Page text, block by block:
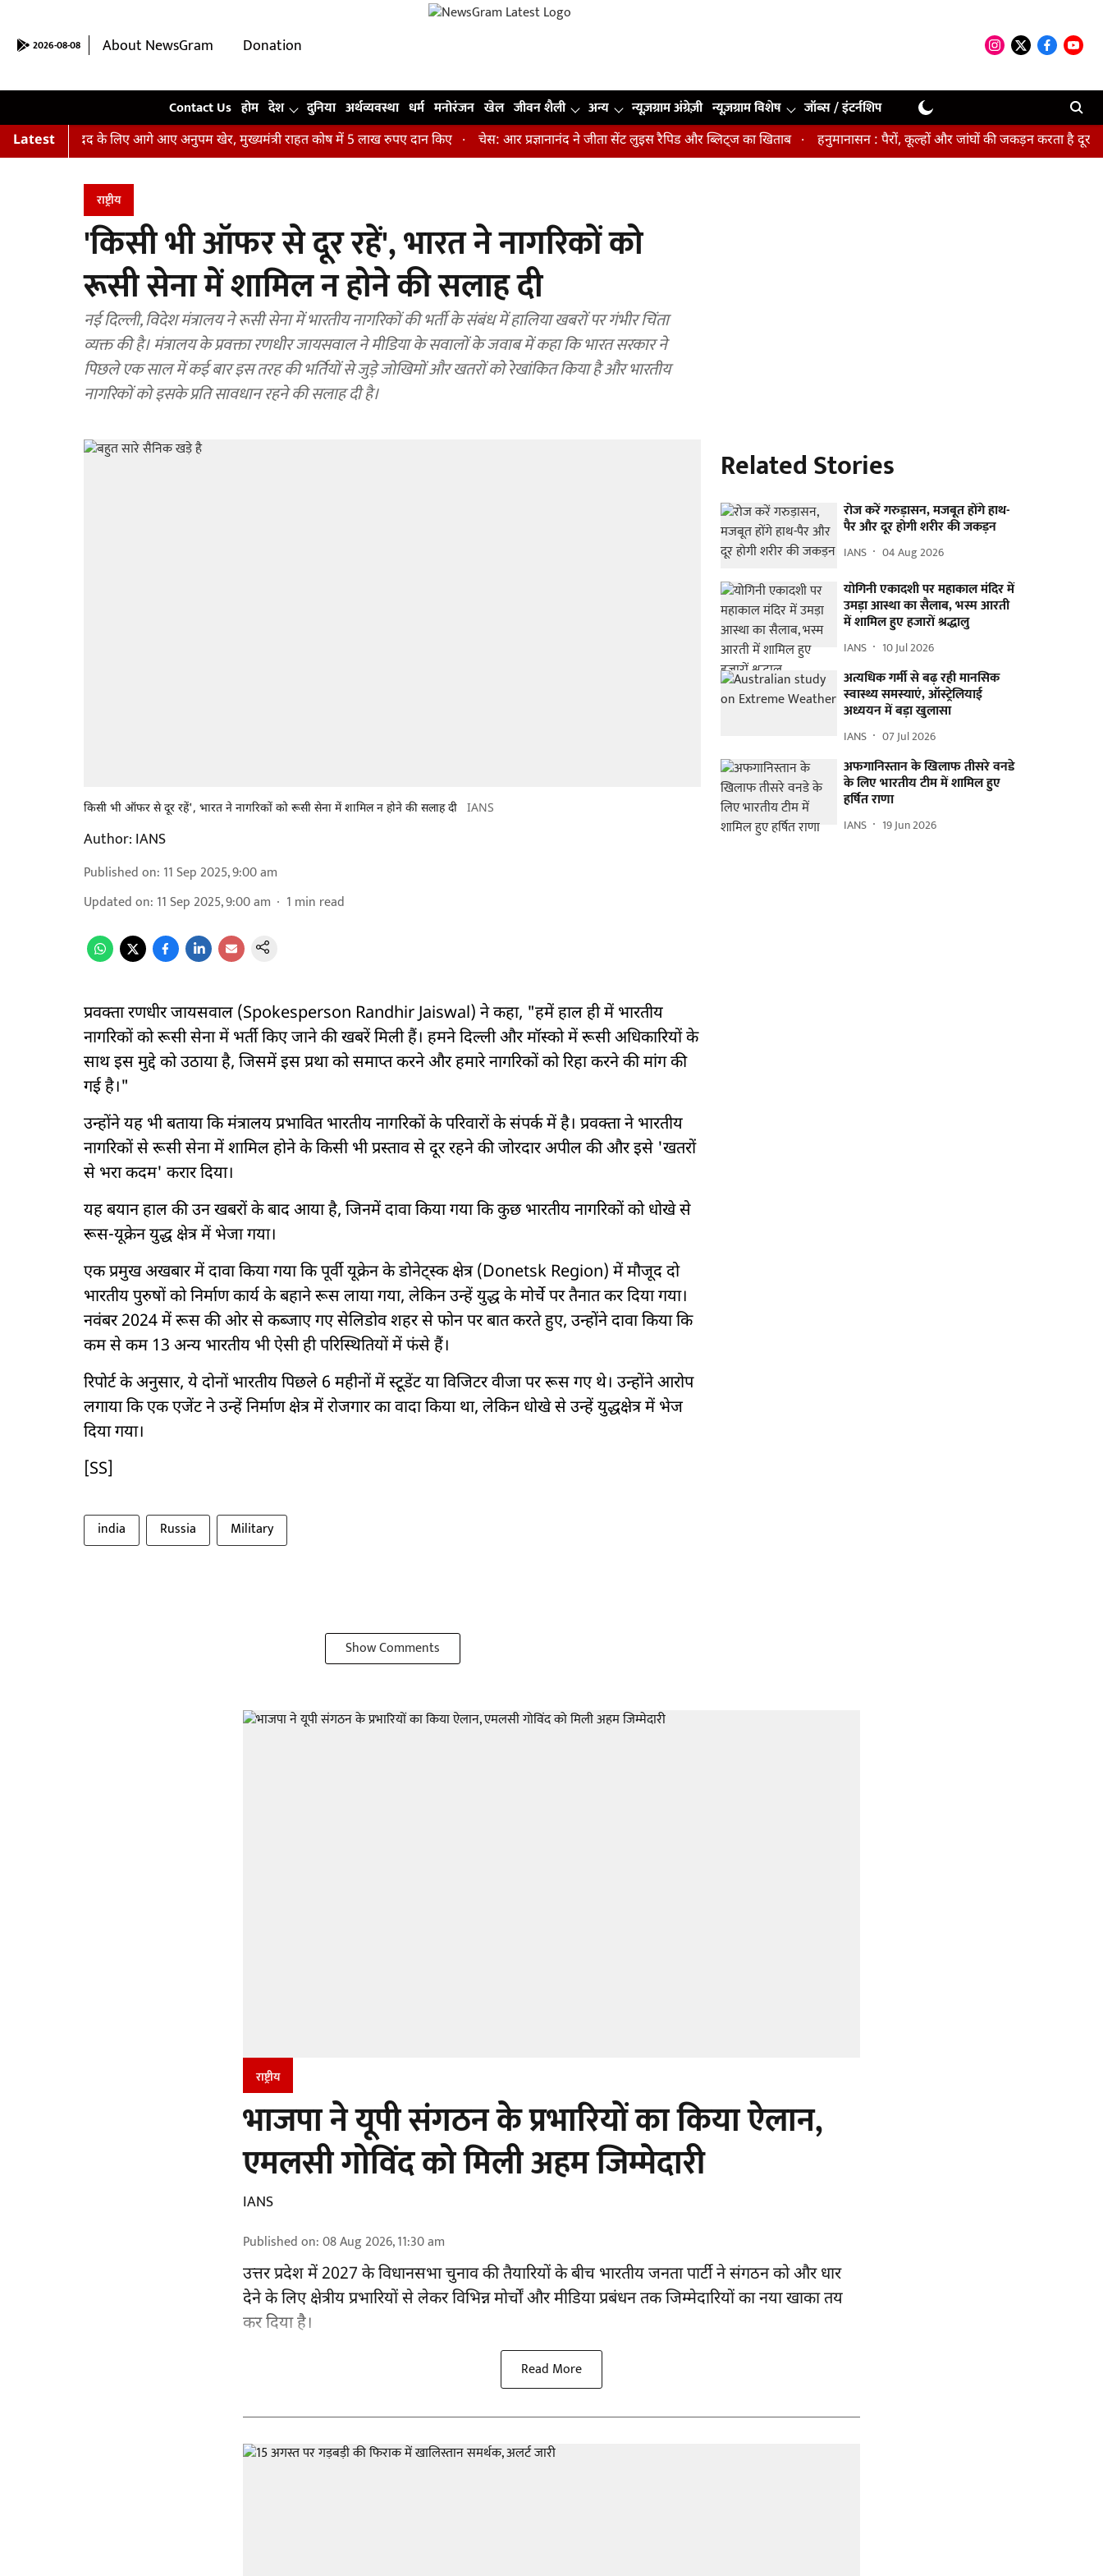
2026-08-08 About NewsGram
Donation
Contact Us होम देश दुनिया अर्थव्यवस्था धर्म मनोरंजन खेल जीवन शैली अन्य न्यूज़ग्राम अंग्रेज़ी न्यूज़ग्राम विशेष जॉब्स / इंटर्नशिप
Latest
की मदद के लिए आगे आए अनुपम खेर, मुख्यमंत्री राहत कोष में 5 लाख रुपए दान किए चेस: आर प्रज्ञानानंद ने जीता सेंट लुइस रैपिड और ब्लिट्ज का खिताब हनुमानासन : पैरों, कूल्हों और जांघों की जकड़न करता है दूर,
राष्ट्रीय
'किसी भी ऑफर से दूर रहें', भारत ने नागरिकों को
रूसी सेना में शामिल न होने की सलाह दी
नई दिल्ली, विदेश मंत्रालय ने रूसी सेना में भारतीय नागरिकों की भर्ती के संबंध में हालिया खबरों पर गंभीर चिंता
व्यक्त की है। मंत्रालय के प्रवक्ता रणधीर जायसवाल ने मीडिया के सवालों के जवाब में कहा कि भारत सरकार ने
पिछले एक साल में कई बार इस तरह की भर्तियों से जुड़े जोखिमों और खतरों को रेखांकित किया है और भारतीय
नागरिकों को इसके प्रति सावधान रहने की सलाह दी है।
किसी भी ऑफर से दूर रहें', भारत ने नागरिकों को रूसी सेना में शामिल न होने की सलाह दी IANS
Author: IANS
Published on: 11 Sep 2025, 9:00 am
Updated on: 11 Sep 2025, 9:00 am 1 min read
प्रवक्ता रणधीर जायसवाल (Spokesperson Randhir Jaiswal) ने कहा, "हमें हाल ही में भारतीय
नागरिकों को रूसी सेना में भर्ती किए जाने की खबरें मिली हैं। हमने दिल्ली और मॉस्को में रूसी अधिकारियों के
साथ इस मुद्दे को उठाया है, जिसमें इस प्रथा को समाप्त करने और हमारे नागरिकों को रिहा करने की मांग की
गई है।"
उन्होंने यह भी बताया कि मंत्रालय प्रभावित भारतीय नागरिकों के परिवारों के संपर्क में है। प्रवक्ता ने भारतीय
नागरिकों से रूसी सेना में शामिल होने के किसी भी प्रस्ताव से दूर रहने की जोरदार अपील की और इसे 'खतरों
से भरा कदम' करार दिया।
यह बयान हाल की उन खबरों के बाद आया है, जिनमें दावा किया गया कि कुछ भारतीय नागरिकों को धोखे से
रूस-यूक्रेन युद्ध क्षेत्र में भेजा गया।
एक प्रमुख अखबार में दावा किया गया कि पूर्वी यूक्रेन के डोनेट्स्क क्षेत्र (Donetsk Region) में मौजूद दो
भारतीय पुरुषों को निर्माण कार्य के बहाने रूस लाया गया, लेकिन उन्हें युद्ध के मोर्चे पर तैनात कर दिया गया।
नवंबर 2024 में रूस की ओर से कब्जाए गए सेलिडोव शहर से फोन पर बात करते हुए, उन्होंने दावा किया कि
कम से कम 13 अन्य भारतीय भी ऐसी ही परिस्थितियों में फंसे हैं।
रिपोर्ट के अनुसार, ये दोनों भारतीय पिछले 6 महीनों में स्टूडेंट या विजिटर वीजा पर रूस गए थे। उन्होंने आरोप
लगाया कि एक एजेंट ने उन्हें निर्माण क्षेत्र में रोजगार का वादा किया था, लेकिन धोखे से उन्हें युद्धक्षेत्र में भेज
दिया गया।
[SS]
india Russia Military
Show Comments
Related Stories
रोज करें गरुड़ासन, मजबूत होंगे हाथ-
पैर और दूर होगी शरीर की जकड़न
IANS 04 Aug 2026
योगिनी एकादशी पर महाकाल मंदिर में
उमड़ा आस्था का सैलाब, भस्म आरती
में शामिल हुए हजारों श्रद्धालु
IANS 10 Jul 2026
अत्यधिक गर्मी से बढ़ रही मानसिक
स्वास्थ्य समस्याएं, ऑस्ट्रेलियाई
अध्ययन में बड़ा खुलासा
IANS 07 Jul 2026
अफगानिस्तान के खिलाफ तीसरे वनडे
के लिए भारतीय टीम में शामिल हुए
हर्षित राणा
IANS 19 Jun 2026
राष्ट्रीय
भाजपा ने यूपी संगठन के प्रभारियों का किया ऐलान,
एमलसी गोविंद को मिली अहम जिम्मेदारी
IANS
Published on:08 Aug 2026, 11:30 am
उत्तर प्रदेश में 2027 के विधानसभा चुनाव की तैयारियों के बीच भारतीय जनता पार्टी ने संगठन को और धार
देने के लिए क्षेत्रीय प्रभारियों से लेकर विभिन्न मोर्चों और मीडिया प्रबंधन तक जिम्मेदारियों का नया खाका तय
कर दिया है।
Read More